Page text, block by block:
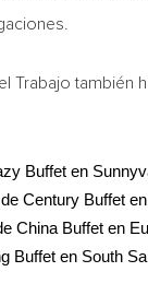
Trabajo también
Buffet en
Century Buffet
China Buffet en
Buffet en South